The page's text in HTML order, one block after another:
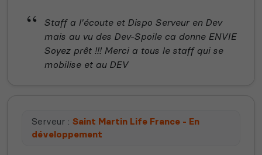
Staff a l'écoute et Dispo Serveur en Dev
mais au vu des Dev-Spoile ca donne ENVIE
Soyez prêt !!! Merci a tous le staff qui se
mobilise et au DEV
Serveur : Saint Martin Life France - En
développement